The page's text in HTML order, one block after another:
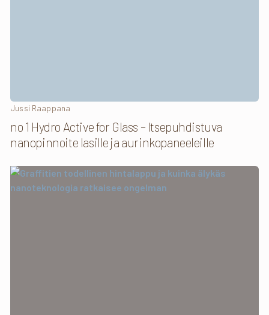
no 1 Hydro Active for Glass – Itsepuhdistuva
nanopinnoite lasille ja aurinkopaneeleille
Jussi Raappana